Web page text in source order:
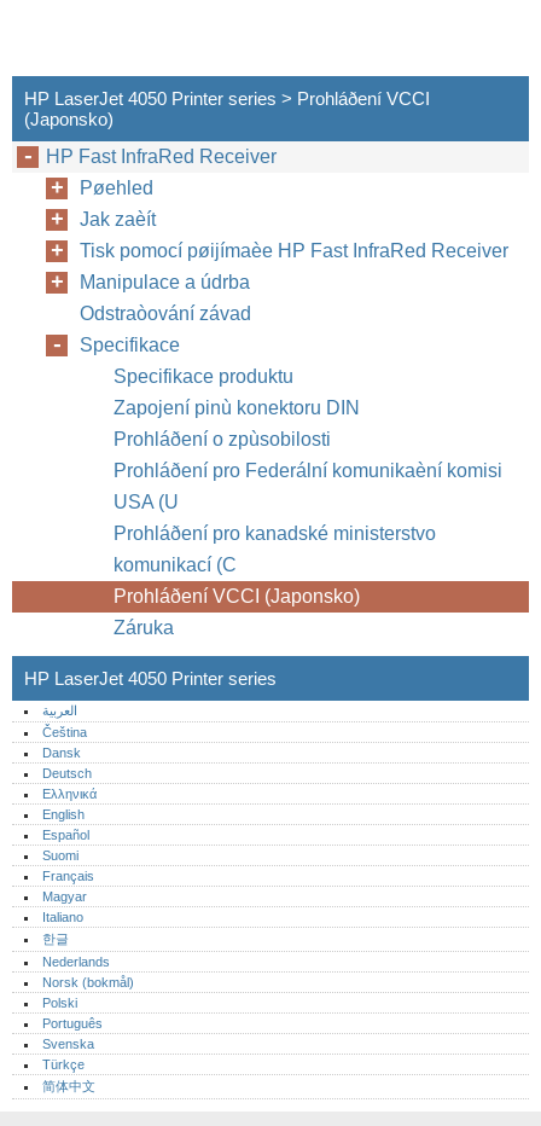
CZ
HP LaserJet 4050 Printer series > Prohláðení VCCI
(Japonsko)
HP Fast InfraRed Receiver
Pøehled
Jak zaèít
Tisk pomocí pøijímaèe HP Fast InfraRed Receiver
Manipulace a údrba
Odstraòování závad
Specifikace
Specifikace produktu
Zapojení pinù konektoru DIN
Prohláðení o zpùsobilosti
Prohláðení pro Federální komunikaèní komisi
USA (U
Prohláðení pro kanadské ministerstvo
komunikací (C
Prohláðení VCCI (Japonsko)
Záruka
HP LaserJet 4050 Printer series
العربية
Čeština
Dansk
Deutsch
Ελληνικά
English
Español
Suomi
Français
Magyar
Italiano
한글
Nederlands
Norsk (bokmål)‎
Polski
Português‎
Svenska
Türkçe
简体中文